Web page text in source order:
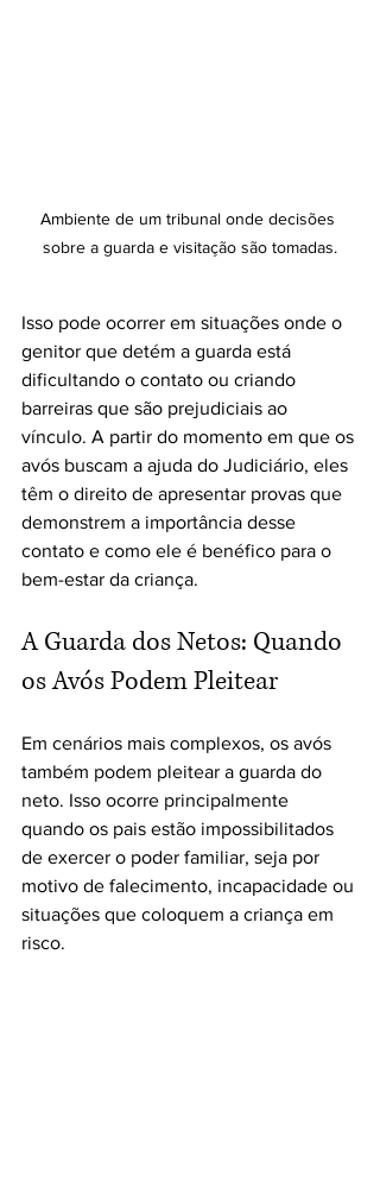
Ambiente de um tribunal onde decisões
sobre a guarda e visitação são tomadas.
Isso pode ocorrer em situações onde o
genitor que detém a guarda está
dificultando o contato ou criando
barreiras que são prejudiciais ao
vínculo. A partir do momento em que os
avós buscam a ajuda do Judiciário, eles
têm o direito de apresentar provas que
demonstrem a importância desse
contato e como ele é benéfico para o
bem-estar da criança.
A Guarda dos Netos: Quando
os Avós Podem Pleitear
Em cenários mais complexos, os avós
também podem pleitear a guarda do
neto. Isso ocorre principalmente
quando os pais estão impossibilitados
de exercer o poder familiar, seja por
motivo de falecimento, incapacidade ou
situações que coloquem a criança em
risco.